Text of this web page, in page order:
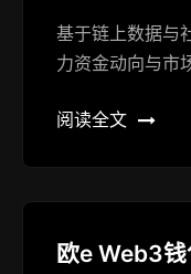
基于链上数据与
力资金动向与市
阅读全文
欧e Web3